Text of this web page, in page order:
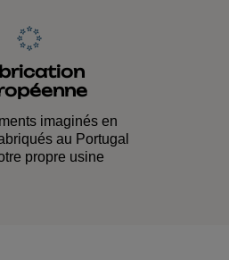
imaginés en
au Portugal
propre usine